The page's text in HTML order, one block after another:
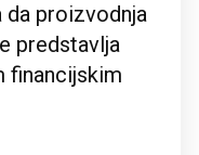
da proizvodnja
predstavlja
financijskim